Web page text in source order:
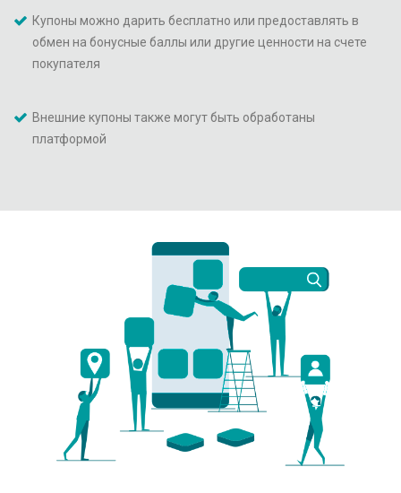
Купоны можно дарить бесплатно или предоставлять в
обмен на бонусные баллы или другие ценности на счете
покупателя
Внешние купоны также могут быть обработаны
платформой